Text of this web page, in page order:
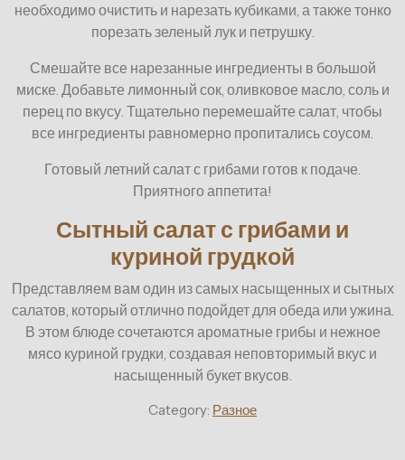
необходимо очистить и нарезать кубиками, а также тонко
порезать зеленый лук и петрушку.
Смешайте все нарезанные ингредиенты в большой
миске. Добавьте лимонный сок, оливковое масло, соль и
перец по вкусу. Тщательно перемешайте салат, чтобы
все ингредиенты равномерно пропитались соусом.
Готовый летний салат с грибами готов к подаче.
Приятного аппетита!
Сытный салат с грибами и
куриной грудкой
Представляем вам один из самых насыщенных и сытных
салатов, который отлично подойдет для обеда или ужина.
В этом блюде сочетаются ароматные грибы и нежное
мясо куриной грудки, создавая неповторимый вкус и
насыщенный букет вкусов.
Category: Разное